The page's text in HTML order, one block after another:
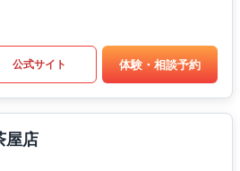
公式サイト 体験・相談予約
屋店